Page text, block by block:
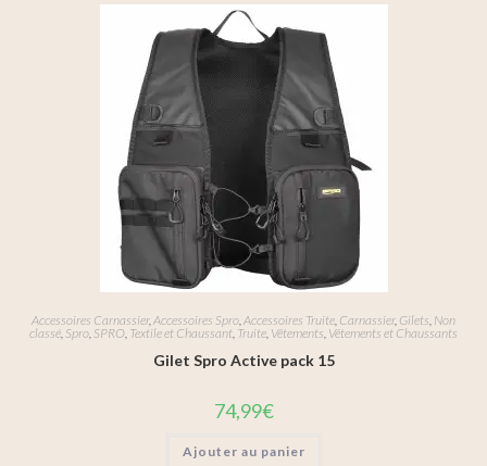
Accessoires Carnassier,Accessoires Spro,Accessoires Truite, Carnassier, Gilets, Non
classé, Spro, SPRO, Textile et Chaussant, Truite, Vêtements, Vêtements et Chaussants
Gilet Spro Active pack 15
74,99€
Ajouter au panier